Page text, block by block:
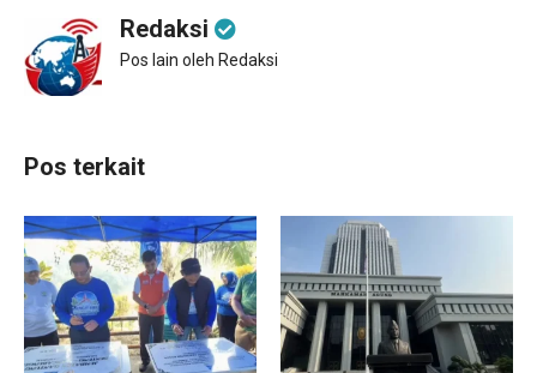
Redaksi
Pos lain oleh Redaksi
Pos terkait